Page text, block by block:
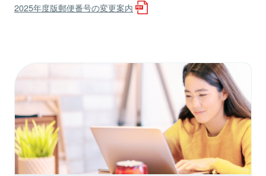
2025年度版郵便番号の変更案内